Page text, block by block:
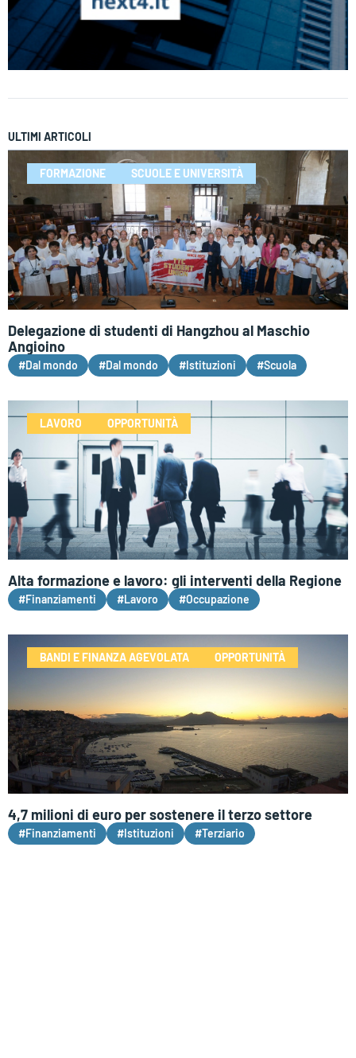
ULTIMI ARTICOLI
FORMAZIONE SCUOLE E UNIVERSITÀ
Delegazione di studenti di Hangzhou al Maschio
Angioino
#Dal mondo #Dal mondo #Istituzioni #Scuola
LAVORO OPPORTUNITÀ
Alta formazione e lavoro: gli interventi della Regione
#Finanziamenti #Lavoro #Occupazione
BANDI E FINANZA AGEVOLATA OPPORTUNITÀ
4,7 milioni di euro per sostenere il terzo settore
#Finanziamenti #Istituzioni #Terziario